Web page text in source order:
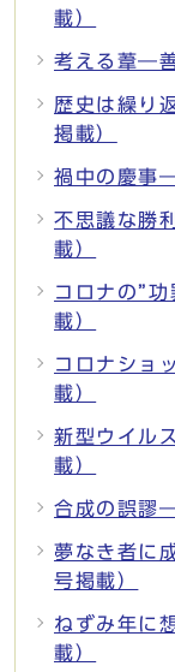
載）
考える葦―
歴史は繰り
掲載）
禍中の慶事
不思議な勝
載）
コロナの”
載）
コロナショ
載）
新型ウイル
載）
合成の誤謬
夢なき者に
号掲載）
ねずみ年に
載）